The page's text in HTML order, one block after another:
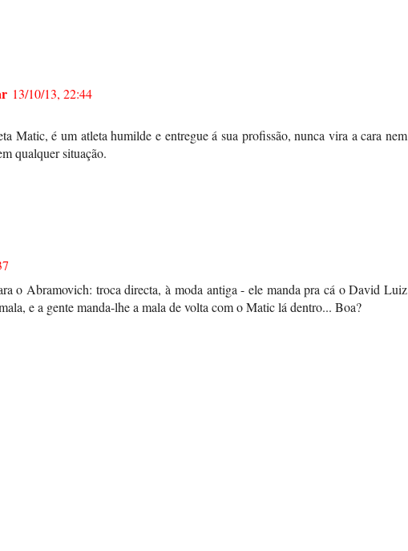
13/10/13, 22:44
Matic, é um atleta humilde e entregue á sua profissão, nunca vira a cara nem
qualquer situação.
o Abramovich: troca directa, à moda antiga - ele manda pra cá o David Luiz
e a gente manda-lhe a mala de volta com o Matic lá dentro... Boa?